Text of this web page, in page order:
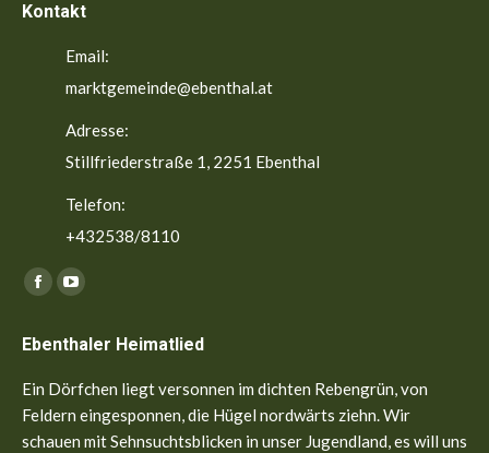
Kontakt
Email:
marktgemeinde@ebenthal.at
Adresse:
Stillfriederstraße 1, 2251 Ebenthal
Telefon:
+432538/8110
Finden Sie uns auf:
Facebook
opens
in
new
window
YouTube
opens
in
new
window
Ebenthaler Heimatlied
Ein Dörfchen liegt versonnen im dichten Rebengrün, von
Feldern eingesponnen, die Hügel nordwärts ziehn. Wir
schauen mit Sehnsuchtsblicken in unser Jugendland, es will uns